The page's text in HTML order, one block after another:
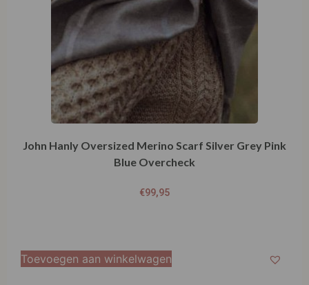
John Hanly Oversized Merino Scarf Silver Grey Pink
Blue Overcheck
€99,95
Toevoegen aan winkelwagen